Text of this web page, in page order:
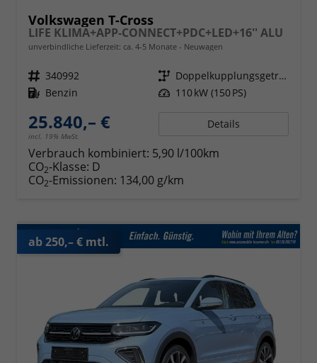
Volkswagen T-Cross
LIFE KLIMA+APP-CONNECT+PDC+LED+16'' ALU
unverbindliche Lieferzeit: ca. 4-5 Monate Neuwagen
Fahrzeugnr. 340992 Getriebe
Doppelkupplungsgetriebe (DSG)
Kraftstoff Benzin Leistung 110 kW (150 PS)
25.840,– €
incl. 19% MwSt.
Details
Verbrauch kombiniert: 5,90 l/100km
CO2-Klasse: D
CO2-Emissionen: 134,00 g/km
ab 250,– € mtl.